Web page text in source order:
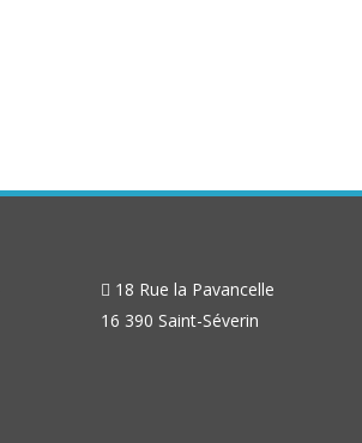
18 Rue la Pavancelle
16 390 Saint-Séverin